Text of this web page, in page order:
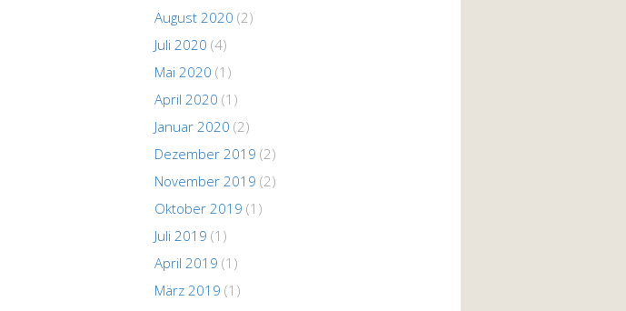
August 2020 (2)
Juli 2020 (4)
Mai 2020 (1)
April 2020 (1)
Januar 2020 (2)
Dezember 2019 (2)
November 2019 (2)
Oktober 2019 (1)
Juli 2019 (1)
April 2019 (1)
März 2019 (1)